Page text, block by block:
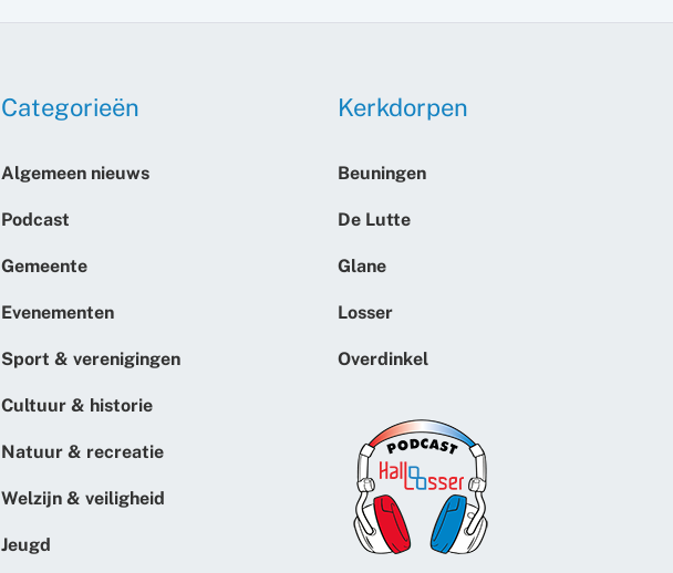
Categorieën
Algemeen nieuws
Podcast
Gemeente
Evenementen
Sport & verenigingen
Cultuur & historie
Natuur & recreatie
Welzijn & veiligheid
Jeugd
Kerkdorpen
Beuningen
De Lutte
Glane
Losser
Overdinkel